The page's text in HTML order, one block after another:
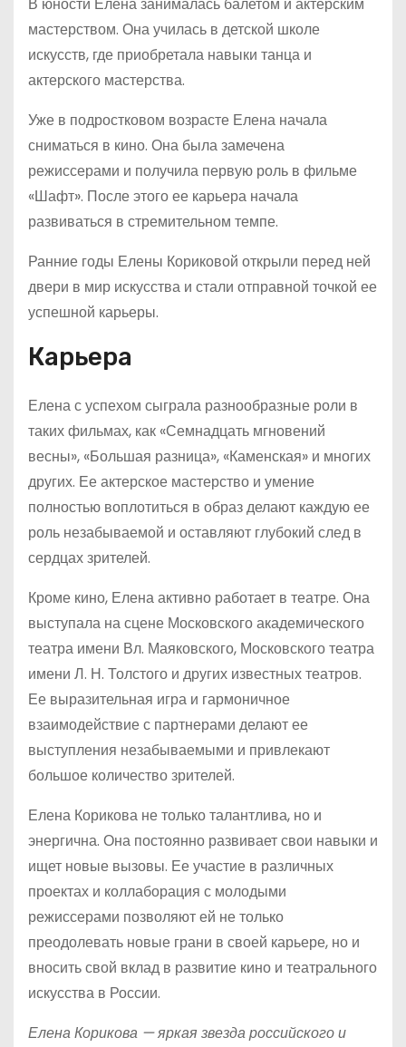
мастерством. Она училась в детской школе
искусств, где приобретала навыки танца и
актерского мастерства.
Уже в подростковом возрасте Елена начала
сниматься в кино. Она была замечена
режиссерами и получила первую роль в фильме
«Шафт». После этого ее карьера начала
развиваться в стремительном темпе.
Ранние годы Елены Кориковой открыли перед ней
двери в мир искусства и стали отправной точкой ее
успешной карьеры.
Карьера
Елена с успехом сыграла разнообразные роли в
таких фильмах, как «Семнадцать мгновений
весны», «Большая разница», «Каменская» и многих
других. Ее актерское мастерство и умение
полностью воплотиться в образ делают каждую ее
роль незабываемой и оставляют глубокий след в
сердцах зрителей.
Кроме кино, Елена активно работает в театре. Она
выступала на сцене Московского академического
театра имени Вл. Маяковского, Московского театра
имени Л. Н. Толстого и других известных театров.
Ее выразительная игра и гармоничное
взаимодействие с партнерами делают ее
выступления незабываемыми и привлекают
большое количество зрителей.
Елена Корикова не только талантлива, но и
энергична. Она постоянно развивает свои навыки и
ищет новые вызовы. Ее участие в различных
проектах и коллаборация с молодыми
режиссерами позволяют ей не только
преодолевать новые грани в своей карьере, но и
вносить свой вклад в развитие кино и театрального
искусства в России.
Елена Корикова — яркая звезда российского и